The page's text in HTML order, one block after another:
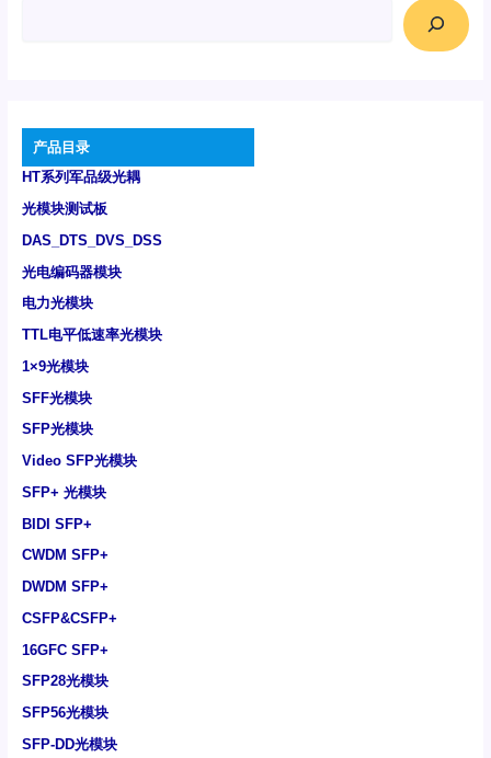
产品目录
HT系列军品级光耦
光模块测试板
DAS_DTS_DVS_DSS
光电编码器模块
电力光模块
TTL电平低速率光模块
1×9光模块
SFF光模块
SFP光模块
Video SFP光模块
SFP+ 光模块
BIDI SFP+
CWDM SFP+
DWDM SFP+
CSFP&CSFP+
16GFC SFP+
SFP28光模块
SFP56光模块
SFP-DD光模块